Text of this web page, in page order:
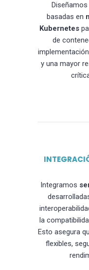
basadas en
Kubernetes
de
y una mayor
Integramos
la
Esto asegura
flexibles,